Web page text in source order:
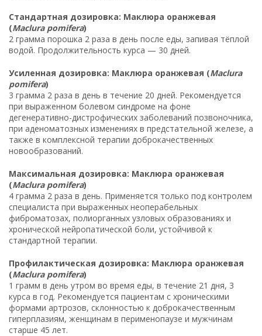
Стандартная дозировка: Маклюра оранжевая
(Maclura pomifera)
2 грамма порошка 2 раза в день после еды, запивая тёплой
водой. Продолжительность курса — 30 дней.
Усиленная дозировка: Маклюра оранжевая (Maclura
pomifera)
3 грамма 2 раза в день в течение 20 дней. Рекомендуется
при выраженном болевом синдроме на фоне
дегенеративно-дистрофических заболеваний позвоночника,
при аденоматозных изменениях в предстательной железе, а
также в комплексной терапии доброкачественных
новообразований.
Максимальная дозировка: Маклюра оранжевая
(Maclura pomifera)
4 грамма 2 раза в день. Применяется только под контролем
специалиста при выраженных неоперабельных
фиброматозах, полиорганных узловых образованиях и
хронической нейропатической боли, устойчивой к
стандартной терапии.
Профилактическая дозировка: Маклюра оранжевая
(Maclura pomifera)
1 грамм в день утром во время еды, в течение 21 дня, 3
курса в год. Рекомендуется пациентам с хроническими
формами артрозов, склонностью к доброкачественным
гиперплазиям, женщинам в перименопаузе и мужчинам
старше 45 лет.